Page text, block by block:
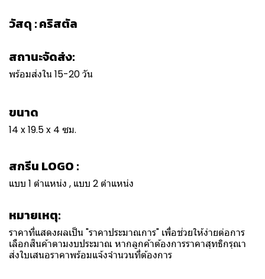
วัสดุ : คริสตัล
สถานะจัดส่ง:
พร้อมส่งใน 15-20 วัน
ขนาด
14 x 19.5 x 4 ซม.
สกรีน LOGO :
แบบ 1 ตำแหน่ง , แบบ 2 ตำแหน่ง
หมายเหตุ:
ราคาที่แสดงผลเป็น "ราคาประมาณการ" เพื่อช่วยให้ง่ายต่อการ
เลือกสินค้าตามงบประมาณ หากลูกค้าต้องการราคาสุทธิกรุณา
ส่งใบเสนอราคาพร้อมแจ้งจำนวนที่ต้องการ